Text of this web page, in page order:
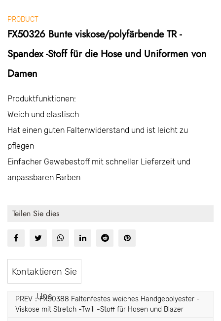
PRODUCT
FX50326 Bunte viskose/polyfärbende TR -
Spandex -Stoff für die Hose und Uniformen von
Damen
Produktfunktionen:
Weich und elastisch
Hat einen guten Faltenwiderstand und ist leicht zu
pflegen
Einfacher Gewebestoff mit schneller Lieferzeit und
anpassbaren Farben
Teilen Sie dies
Kontaktieren Sie
Uns
PREV：FX50388 Faltenfestes weiches Handgepolyester -
Viskose mit Stretch -Twill -Stoff für Hosen und Blazer